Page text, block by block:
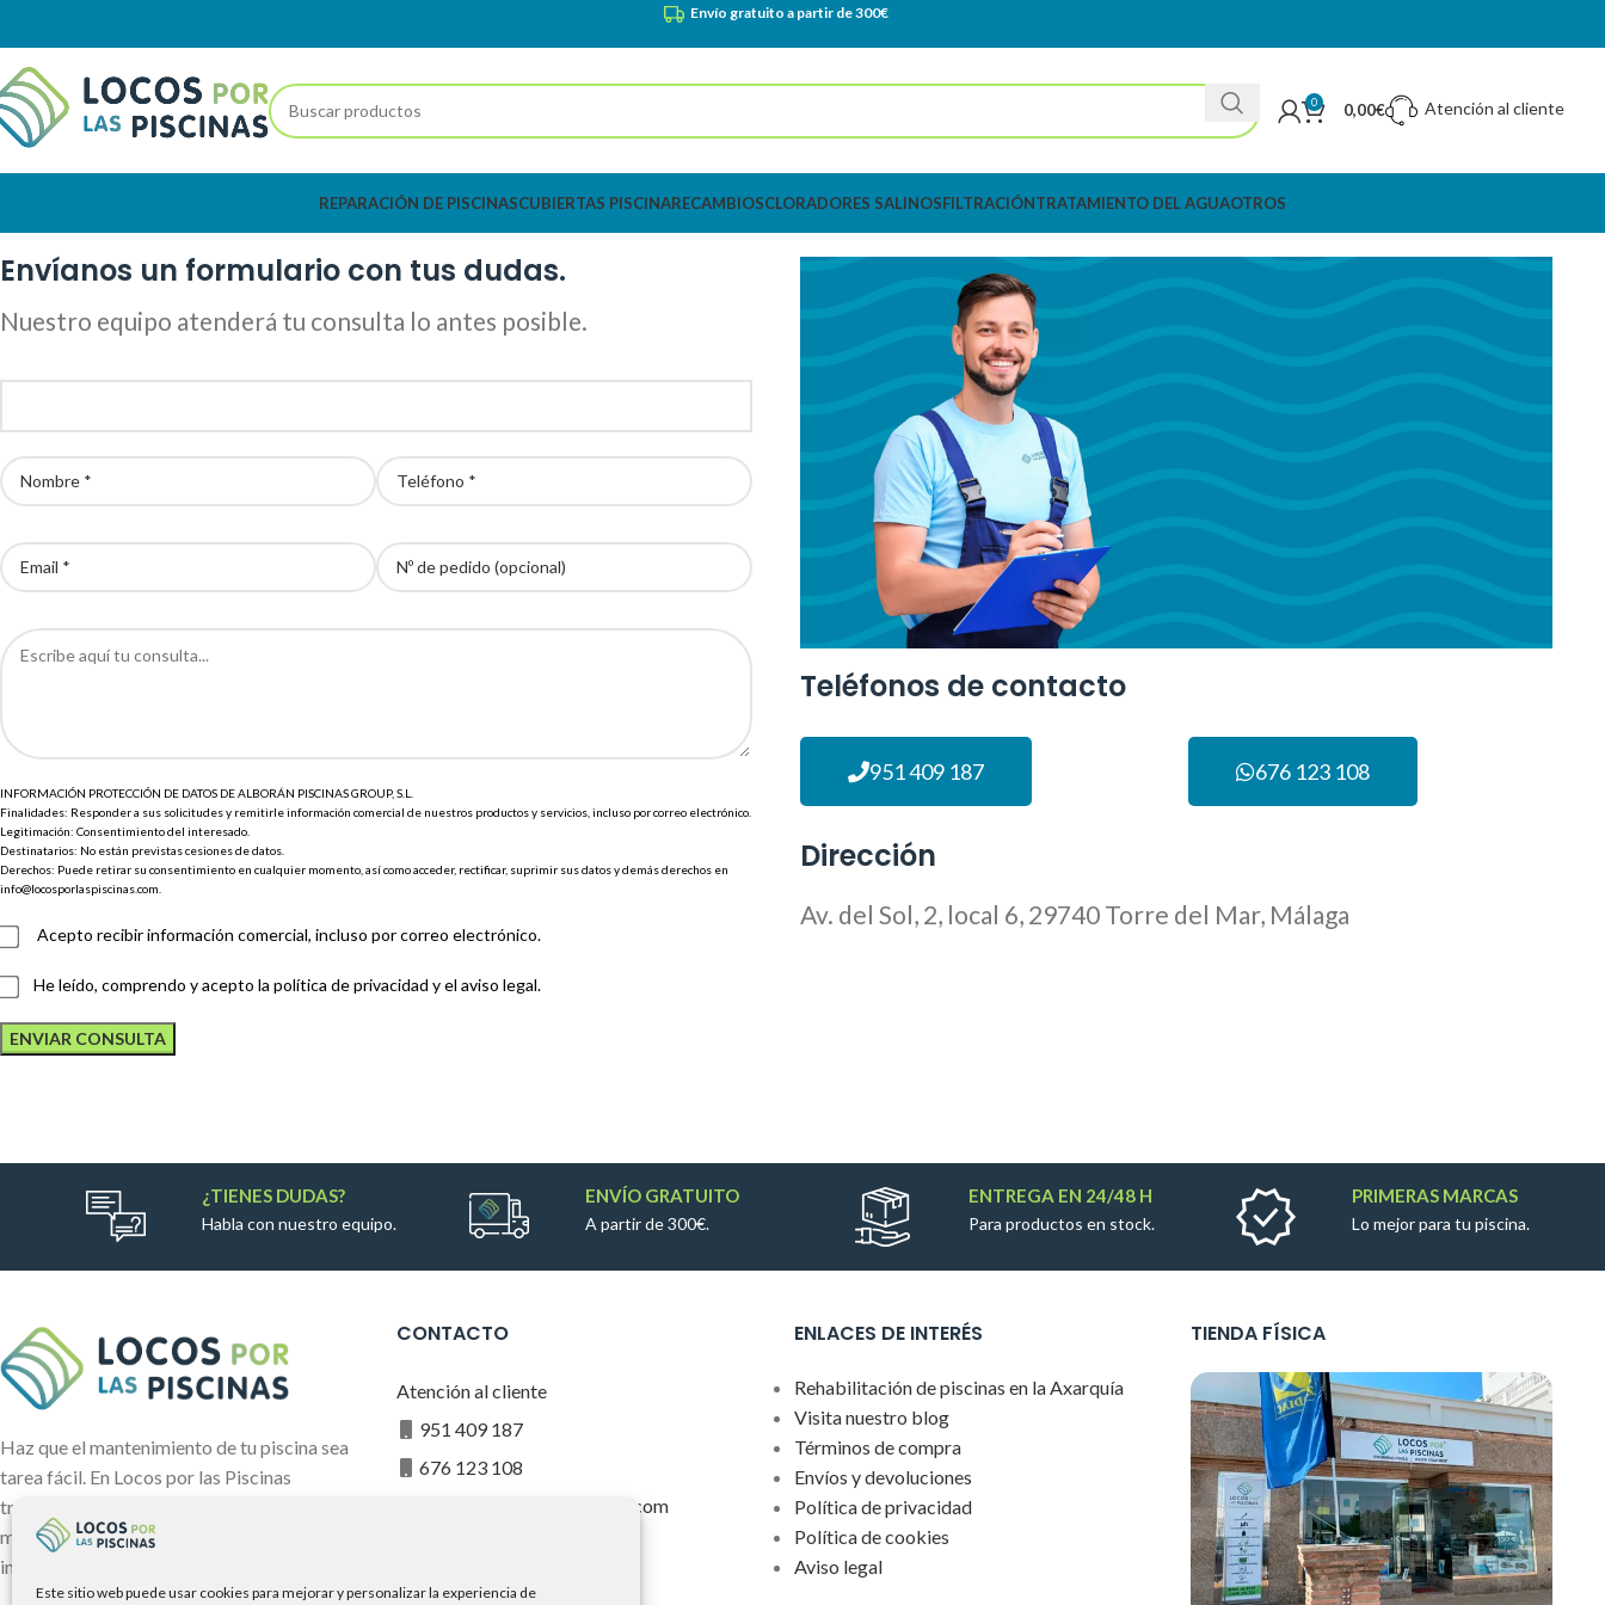
Este sitio web puede usar cookies para mejorar y personalizar la experiencia de
Envío gratuito a partir de 300€
0 0,00€ Atención al cliente
REPARACIÓN DE PISCINASCUBIERTAS PISCINARECAMBIOSCLORADORES SALINOSFILTRACIÓNTRATAMIENTO DEL AGUAOTROS
Envíanos un formulario con tus dudas.
Nuestro equipo atenderá tu consulta lo antes posible.
INFORMACIÓN PROTECCIÓN DE DATOS DE ALBORÁN PISCINAS GROUP, S.L.
Finalidades: Responder a sus solicitudes y remitirle información comercial de nuestros productos y servicios, incluso por correo electrónico.
Legitimación: Consentimiento del interesado.
Destinatarios: No están previstas cesiones de datos.
Derechos: Puede retirar su consentimiento en cualquier momento, así como acceder, rectificar, suprimir sus datos y demás derechos en
info@locosporlaspiscinas.com.
Acepto recibir información comercial, incluso por correo electrónico.
He leído, comprendo y acepto la política de privacidad y el aviso legal.
Teléfonos de contacto
951 409 187 676 123 108
Dirección
Av. del Sol, 2, local 6, 29740 Torre del Mar, Málaga
¿TIENES DUDAS?
Habla con nuestro equipo.
ENVÍO GRATUITO
A partir de 300€.
ENTREGA EN 24/48 H
Para productos en stock.
PRIMERAS MARCAS
Lo mejor para tu piscina.
Haz que el mantenimiento de tu piscina sea
tarea fácil. En Locos por las Piscinas
trabajamos con los mejores fabricantes del
mercado para que tu piscina luzca
impecable.
CONTACTO
Atención al cliente
951 409 187
676 123 108
info@locosporlaspiscinas.com
ENLACES DE INTERÉS
Rehabilitación de piscinas en la Axarquía
Visita nuestro blog
Términos de compra
Envíos y devoluciones
Política de privacidad
Política de cookies
Aviso legal
TIENDA FÍSICA